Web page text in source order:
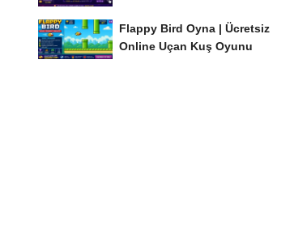
Flappy Bird Oyna | Ücretsiz
Online Uçan Kuş Oyunu